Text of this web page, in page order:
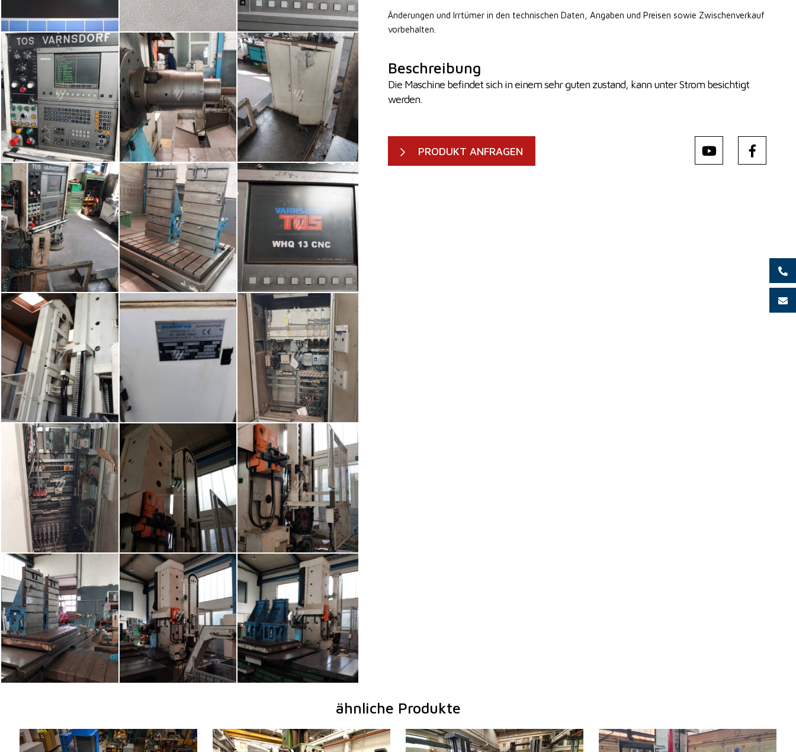
Änderungen und Irrtümer in den technischen Daten, Angaben und Preisen sowie Zwischenverkauf
vorbehalten.
Beschreibung
Die Maschine befindet sich in einem sehr guten zustand, kann unter Strom besichtigt
werden.
PRODUKT ANFRAGEN
ähnliche Produkte
Baujahr:
0
Baujahr:
1995
Baujahr:
0
Baujahr:
2024